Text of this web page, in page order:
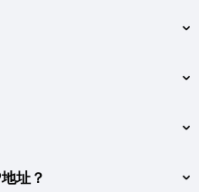
备的唯一网络标识符。这改进
问或管理网络服务。
塞；
，而不將文件下載到使用者的
一种现代协议，具有更多地址
持的协议。
置复杂的网络基础设施，这会
址？